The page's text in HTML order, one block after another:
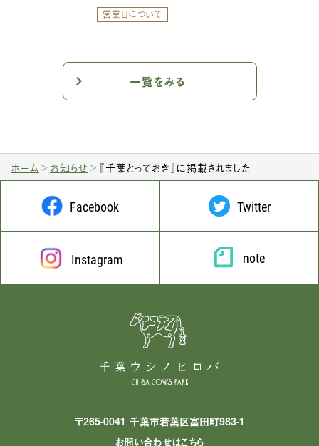
営業日について
一覧をみる
ホーム お知らせ 『千葉とっておき』に掲載されました
Facebook Twitter
Instagram note
〒265-0041 千葉市若葉区富田町983-1
お問い合わせはこちら